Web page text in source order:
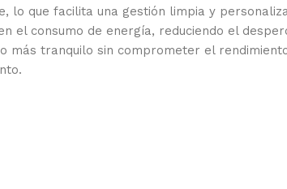
que facilita una gestión limpia y
el consumo de energía, reduciendo el
tranquilo sin comprometer el